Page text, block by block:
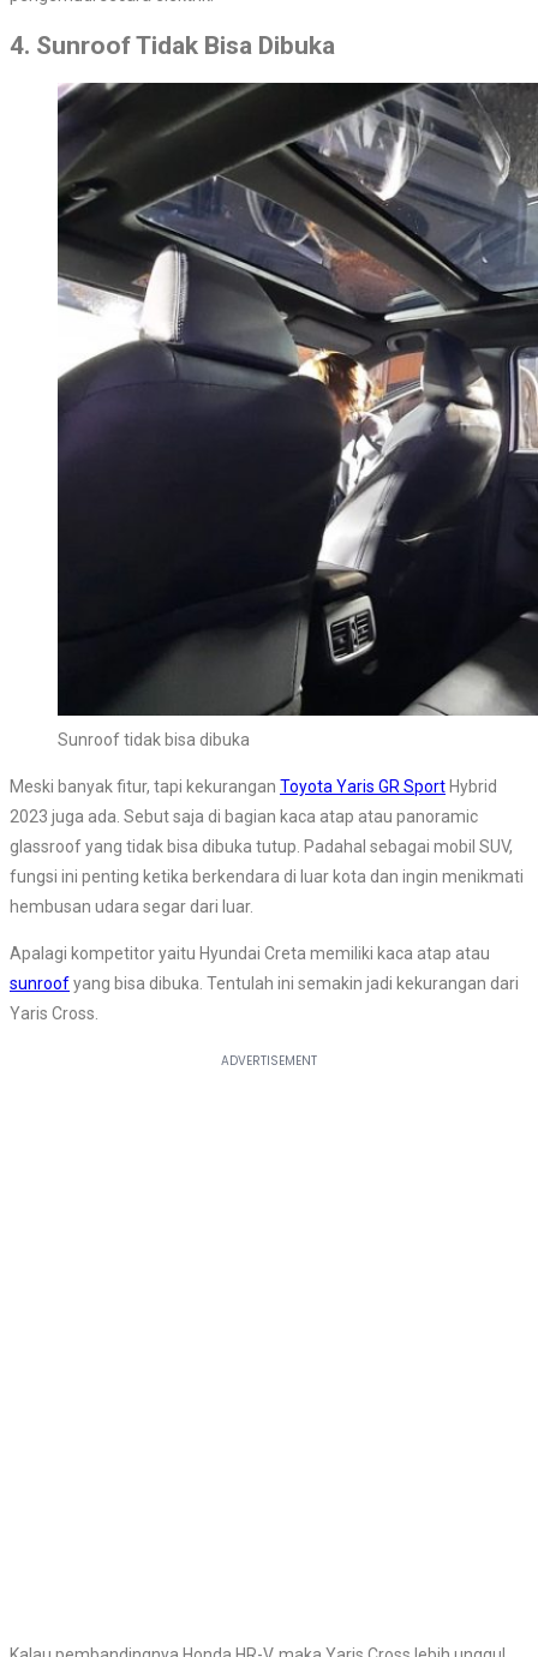
4. Sunroof Tidak Bisa Dibuka
Sunroof tidak bisa dibuka
Meski banyak fitur, tapi kekurangan Toyota Yaris GR Sport Hybrid
2023 juga ada. Sebut saja di bagian kaca atap atau panoramic
glassroof yang tidak bisa dibuka tutup. Padahal sebagai mobil SUV,
fungsi ini penting ketika berkendara di luar kota dan ingin menikmati
hembusan udara segar dari luar.
Apalagi kompetitor yaitu Hyundai Creta memiliki kaca atap atau
sunroofyang bisa dibuka. Tentulah ini semakin jadi kekurangan dari
Yaris Cross.